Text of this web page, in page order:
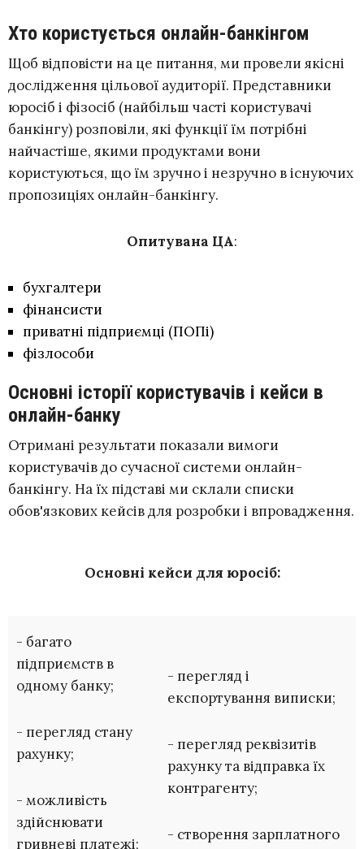
Хто користується онлайн-банкінгом
Щоб відповісти на це питання, ми провели якісні
дослідження цільової аудиторії. Представники
юросіб і фізосіб (найбільш часті користувачі
банкінгу) розповіли, які функції їм потрібні
найчастіше, якими продуктами вони
користуються, що їм зручно і незручно в існуючих
пропозиціях онлайн-банкінгу.
Опитувана ЦА:
бухгалтери
фінансисти
приватні підприємці (ПОПі)
фізлособи
Основні історії користувачів і кейси в
онлайн-банку
Отримані результати показали вимоги
користувачів до сучасної системи онлайн-
банкінгу. На їх підставі ми склали списки
обов'язкових кейсів для розробки і впровадження.
Основні кейси для юросіб:
- багато
підприємств в
одному банку;
- перегляд стану
рахунку;
- можливість
здійснювати
гривневі платежі;
- перегляд і
експортування виписки;
- перегляд реквізитів
рахунку та відправка їх
контрагенту;
- створення зарплатного